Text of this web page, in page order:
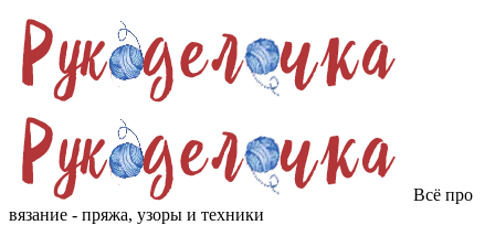
Всё про
вязание - пряжа, узоры и техники